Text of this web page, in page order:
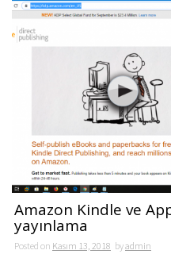
Amazon Kindle ve
yayınlama
Posted on Kasım 13, 2018 byadmin